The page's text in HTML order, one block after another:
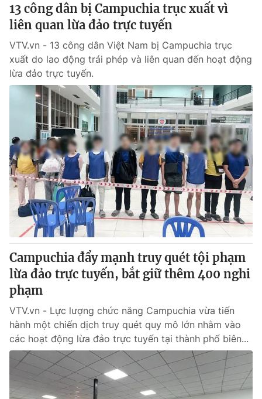
13 công dân bị Campuchia trục xuất vì
liên quan lừa đảo trực tuyến
VTV.vn - 13 công dân Việt Nam bị Campuchia trục
xuất do lao động trái phép và liên quan đến hoạt động
lừa đảo trực tuyến.
Campuchia đẩy mạnh truy quét tội phạm
lừa đảo trực tuyến, bắt giữ thêm 400 nghi
phạm
VTV.vn - Lực lượng chức năng Campuchia vừa tiến
hành một chiến dịch truy quét quy mô lớn nhằm vào
các hoạt động lừa đảo trực tuyến tại thành phố biên...